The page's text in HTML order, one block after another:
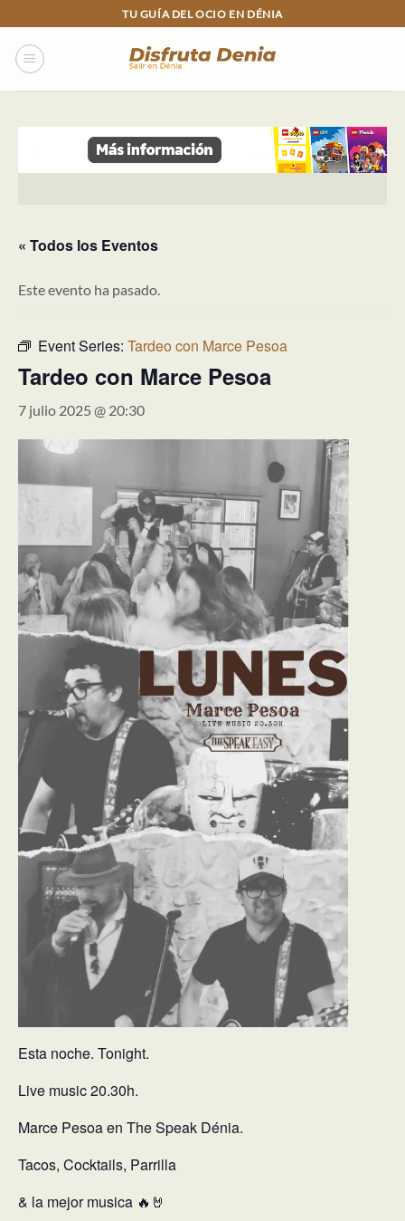
to
content
TU GUÍA DEL OCIO EN DÉNIA
« Todos los Eventos
Este evento ha pasado.
Event Series: Tardeo con Marce Pesoa
Tardeo con Marce Pesoa
7 julio 2025 @ 20:30
Esta noche. Tonight.
Live music 20.30h.
Marce Pesoa en The Speak Dénia.
Tacos, Cocktails, Parrilla
& la mejor musica 🔥🤘